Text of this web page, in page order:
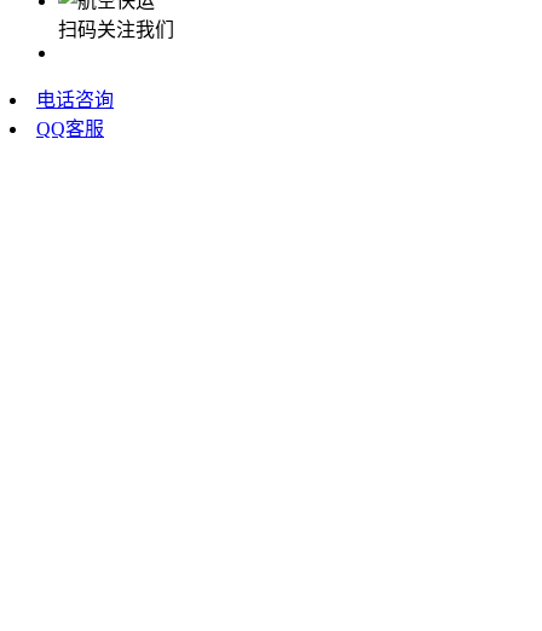
扫码关注我们
电话咨询
QQ客服